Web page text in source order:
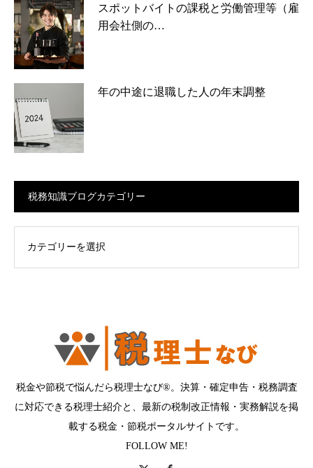
スポットバイトの課税と労働管理等（雇
用会社側の…
年の中途に退職した人の年末調整
税務知識ブログカテゴリー
税金や節税で悩んだら税理士なび®。決算・確定申告・税務調査
に対応できる税理士紹介と、最新の税制改正情報・実務解説を掲
載する税金・節税ポータルサイトです。
FOLLOW ME!